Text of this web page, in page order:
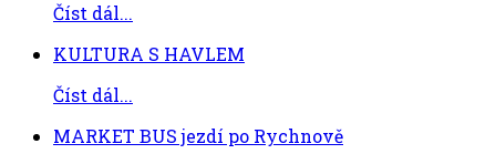
Číst dál...
KULTURA S HAVLEM
Číst dál...
MARKET BUS jezdí po Rychnově